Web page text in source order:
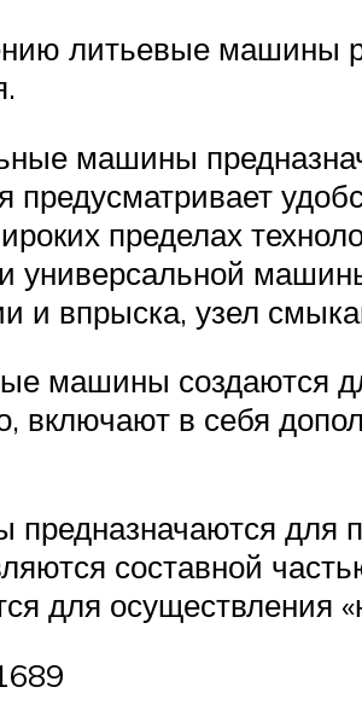
литьевые машины
машины
предусматривает
пределах
универсальной
и впрыска, узел
машины создаются
включают в себя
для
составной
для осуществления